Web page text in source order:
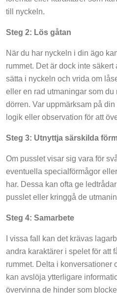
till nyckeln.
Steg 2: Lös gåtan
När du har nyckeln i din ägo
rummet. Det är dock inte säkert
sätta i nyckeln och vrida om
eller en rad utmaningar som du
dörren. Var uppmärksam på
logik eller observation för att
Steg 3: Utnyttja särskilda
Om pusslet visar sig vara för
eventuella specialförmågor
har. Dessa kan ofta ge
pusslet eller kringgå de
Steg 4: Samarbete
I vissa fall kan det krävas
andra karaktärer i spelet för att
rummet. Delta i konversationer
kan avslöja ytterligare
övervinna de hinder som